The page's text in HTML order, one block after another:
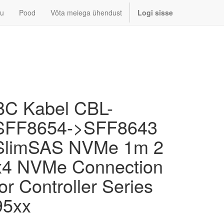
Pood Võta meiega ühendust Logi sisse
Kabel CBL-
>SFF8643
NVMe 1m 2
NVMe Connection
Controller Series